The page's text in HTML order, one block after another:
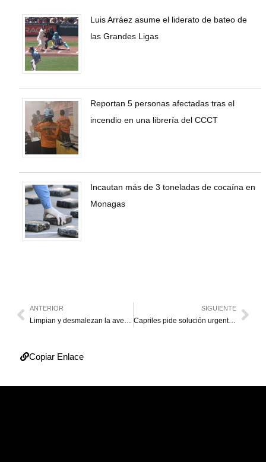
Luis Arráez asume el liderato de bateo de
las Grandes Ligas
Reportan 5 personas afectadas tras el
incendio en una librería del CCCT
Incautan más de 3 toneladas de cocaína en
Monagas
ANTERIOR
Limpian y desmalezan la avenida Don Manuel Belloso de Maracaibo
SIGUIENTE
Capriles pide solución urgente a la crisis política: insta a Maduro a negociar
Copiar Enlace